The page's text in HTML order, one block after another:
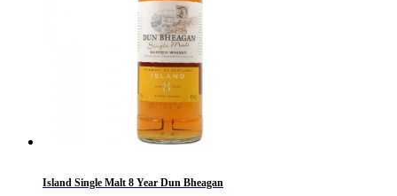
Island Single Malt 8 Year Dun Bheagan